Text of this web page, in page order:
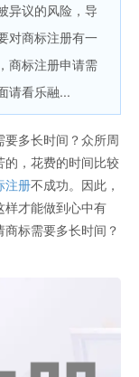
异议的风险，导
对商标注册有一
商标注册申请需
请看乐融...
多长时间？众所周
，花费的时间比较
注册不成功。因此，
样才能做到心中有
标需要多长时间？